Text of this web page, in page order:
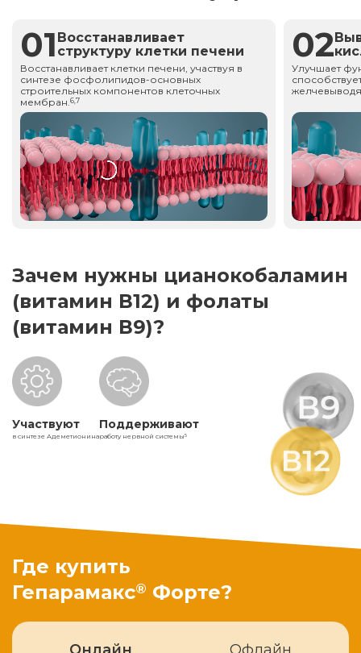
01 Восстанавливает
структуру клетки печени
Восстанавливает клетки печени, участвуя в
синтезе фосфолипидов-основных
строительных компонентов клеточных
мембран.6,7
02
Улучшает
Зачем нужны цианокобаламин
(витамин В12) и фолаты
(витамин В9)?
Участвуют
в синтезе Адеметионина
Поддерживают
работу нервной системы5
Где купить
Гепарамакс® Форте?